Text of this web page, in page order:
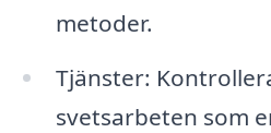
metoder.
Tjänster:
svetsarbeten som